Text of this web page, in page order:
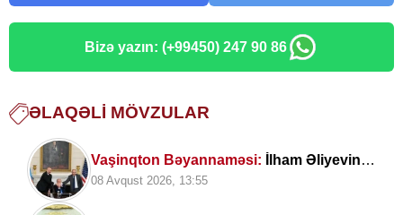
Bizə yazın: (+99450) 247 90 86
ƏLAQƏLI MÖVZULAR
Vaşinqton Bəyannaməsi:
İlham Əliyevin
müəllifi olduğu sülh gündəliyinin
beynəlxalq miqyasda təsdiqi
08 Avqust 2026, 13:55